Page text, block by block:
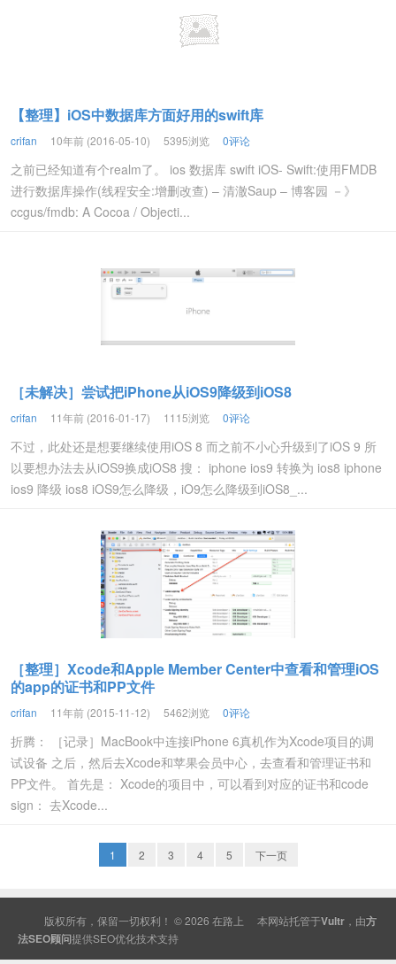
【整理】iOS中数据库方面好用的swift库
crifan 10年前 (2016-05-10) 5395浏览 0评论
之前已经知道有个realm了。 ios 数据库 swift iOS- Swift:使用FMDB
进行数据库操作(线程安全:增删改查) – 清澈Saup – 博客园 －》
ccgus/fmdb: A Cocoa / Objecti...
［未解决］尝试把iPhone从iOS9降级到iOS8
crifan 11年前 (2016-01-17) 1115浏览 0评论
不过，此处还是想要继续使用iOS 8 而之前不小心升级到了iOS 9 所
以要想办法去从iOS9换成iOS8 搜： iphone ios9 转换为 ios8 iphone
ios9 降级 ios8 iOS9怎么降级，iO9怎么降级到iOS8_...
［整理］Xcode和Apple Member Center中查看和管理iOS
的app的证书和PP文件
crifan 11年前 (2015-11-12) 5462浏览 0评论
折腾： ［记录］MacBook中连接iPhone 6真机作为Xcode项目的调
试设备 之后，然后去Xcode和苹果会员中心，去查看和管理证书和
PP文件。 首先是： Xcode的项目中，可以看到对应的证书和code
sign： 去Xcode...
1 2 3 4 5 下一页
版权所有，保留一切权利！ © 2026 在路上 本网站托管于Vultr ，由方
法SEO顾问提供SEO优化技术支持